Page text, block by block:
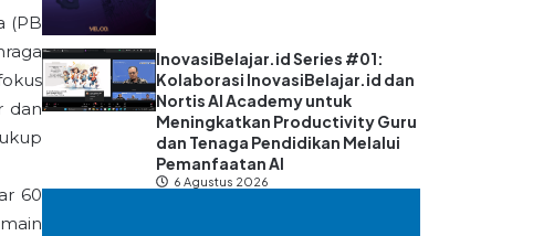
(PB
dan
60
InovasiBelajar.id Series #01:
Kolaborasi InovasiBelajar.id dan
Nortis AI Academy untuk
Meningkatkan Productivity Guru
dan Tenaga Pendidikan Melalui
Pemanfaatan AI
6 Agustus 2026